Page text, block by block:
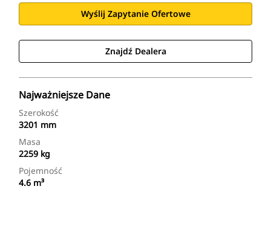
Wyślij Zapytanie Ofertowe
Znajdź Dealera
Najważniejsze Dane
Szerokość
3201 mm
Masa
2259 kg
Pojemność
4.6 m³